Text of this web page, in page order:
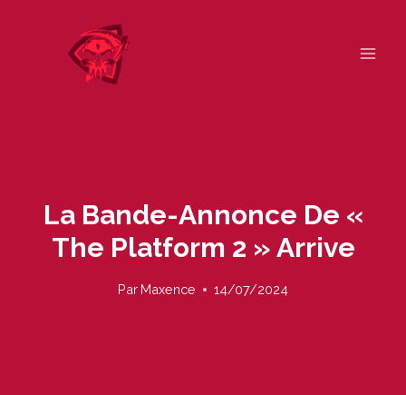
La Bande-Annonce De «
The Platform 2 » Arrive
Par Maxence 14/07/2024